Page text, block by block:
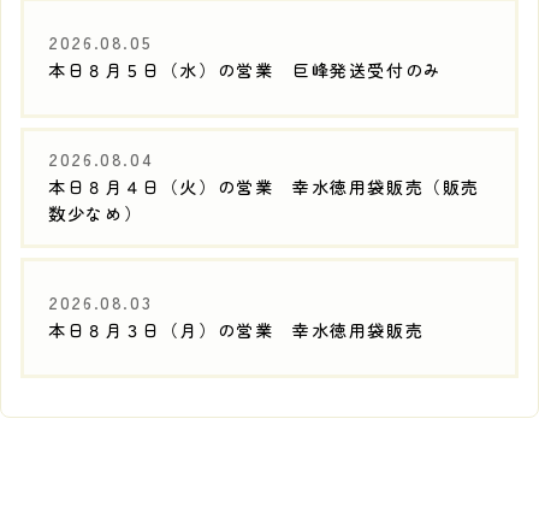
2026.08.05
本日８月５日（水）の営業 巨峰発送受付のみ
2026.08.04
本日８月４日（火）の営業 幸水徳用袋販売（販売
数少なめ）
2026.08.03
本日８月３日（月）の営業 幸水徳用袋販売